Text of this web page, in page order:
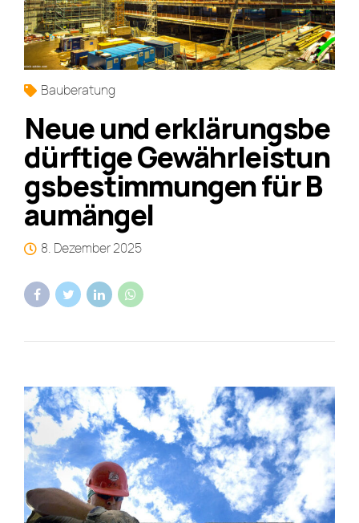
Bauberatung
Neue und erklärungsbe
dürftige Gewährleistun
gsbestimmungen für B
aumängel
8. Dezember 2025